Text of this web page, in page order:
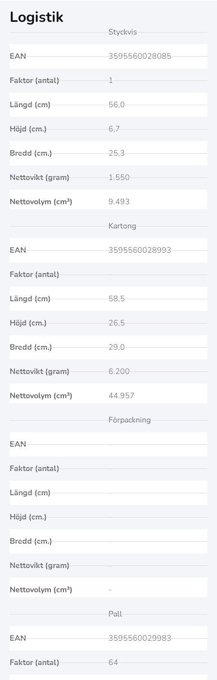
Logistik
EAN
Faktor (antal)
Längd (cm)
Höjd (cm.)
Bredd (cm.)
Nettovikt (gram)
Nettovolym (cm³)
Styckvis
3595560028085
1
56,0
6,7
25,3
1.550
9.493
EAN
Faktor (antal)
Längd (cm)
Höjd (cm.)
Bredd (cm.)
Nettovikt (gram)
Nettovolym (cm³)
Kartong
3595560028993
-
58,5
26,5
29,0
6.200
44.957
EAN
Faktor (antal)
Längd (cm)
Höjd (cm.)
Bredd (cm.)
Nettovikt (gram)
Nettovolym (cm³)
Förpackning
-
-
-
-
-
-
-
EAN
Faktor (antal)
Pall
3595560029983
64